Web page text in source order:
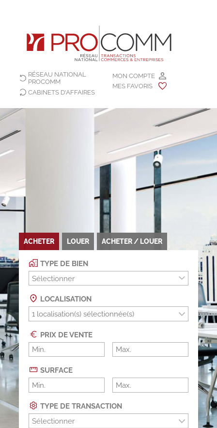
MON COMPTE
MES FAVORIS
RÉSEAU NATIONAL
PROCOMM
CABINETS D'AFFAIRES
ACHETER LOUER ACHETER / LOUER
TYPE DE BIEN
Sélectionner
LOCALISATION
PRIX DE VENTE
SURFACE
TYPE DE TRANSACTION
Sélectionner